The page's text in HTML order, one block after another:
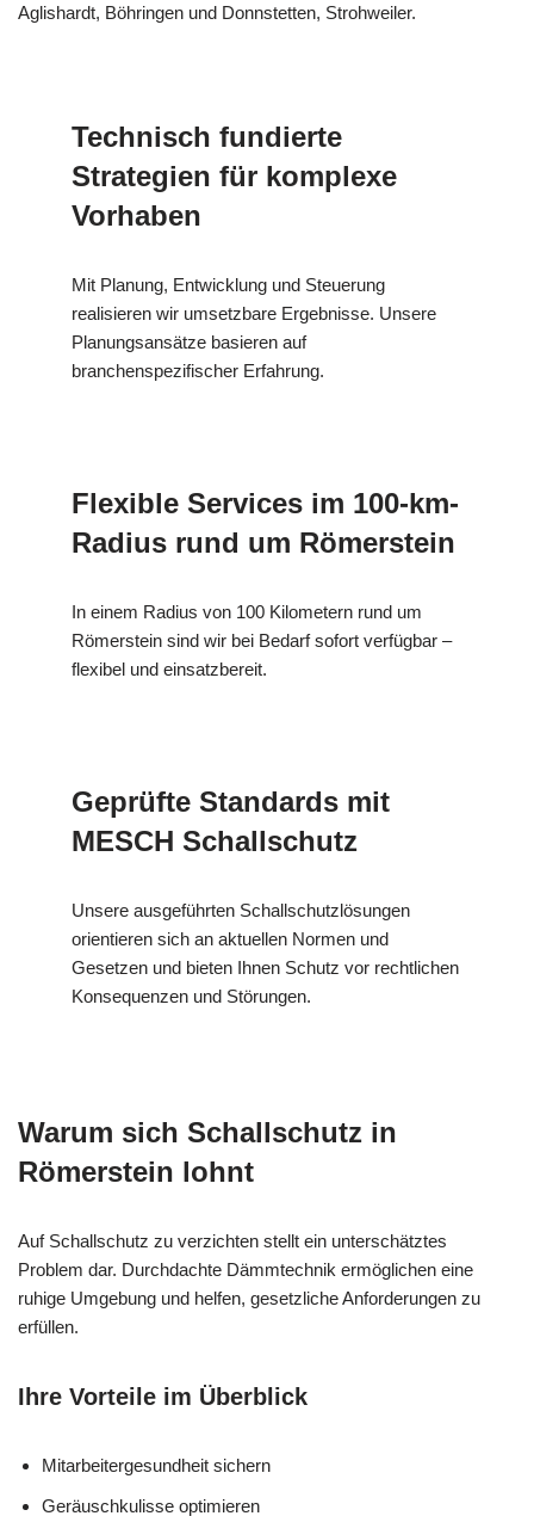
Aglishardt, Böhringen und Donnstetten, Strohweiler.
Technisch fundierte
Strategien für komplexe
Vorhaben
Mit Planung, Entwicklung und Steuerung
realisieren wir umsetzbare Ergebnisse. Unsere
Planungsansätze basieren auf
branchenspezifischer Erfahrung.
Flexible Services im 100-km-
Radius rund um Römerstein
In einem Radius von 100 Kilometern rund um
Römerstein sind wir bei Bedarf sofort verfügbar –
flexibel und einsatzbereit.
Geprüfte Standards mit
MESCH Schallschutz
Unsere ausgeführten Schallschutzlösungen
orientieren sich an aktuellen Normen und
Gesetzen und bieten Ihnen Schutz vor rechtlichen
Konsequenzen und Störungen.
Warum sich Schallschutz in
Römerstein lohnt
Auf Schallschutz zu verzichten stellt ein unterschätztes
Problem dar. Durchdachte Dämmtechnik ermöglichen eine
ruhige Umgebung und helfen, gesetzliche Anforderungen zu
erfüllen.
Ihre Vorteile im Überblick
Mitarbeitergesundheit sichern
Geräuschkulisse optimieren